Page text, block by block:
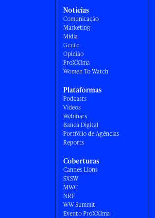
Notícias
Comunicação
Marketing
Mídia
Gente
Opinião
ProXXIma
Women To Watch
Plataformas
Podcasts
Vídeos
Webinars
Banca Digital
Portfólio de Agências
Reports
Coberturas
Cannes Lions
SXSW
MWC
NRF
WW Summit
Evento ProXXIma